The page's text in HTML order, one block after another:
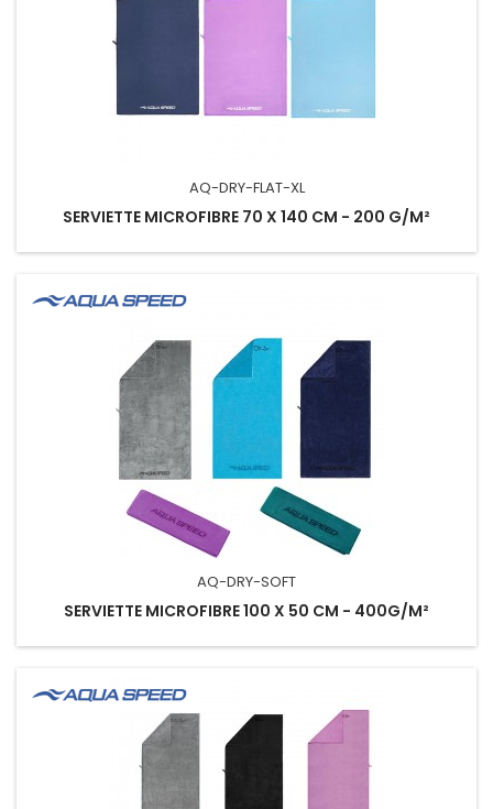
AQ-DRY-FLAT-XL
SERVIETTE MICROFIBRE 70 X 140 CM - 200 G/M²
AQ-DRY-SOFT
SERVIETTE MICROFIBRE 100 X 50 CM - 400G/M²